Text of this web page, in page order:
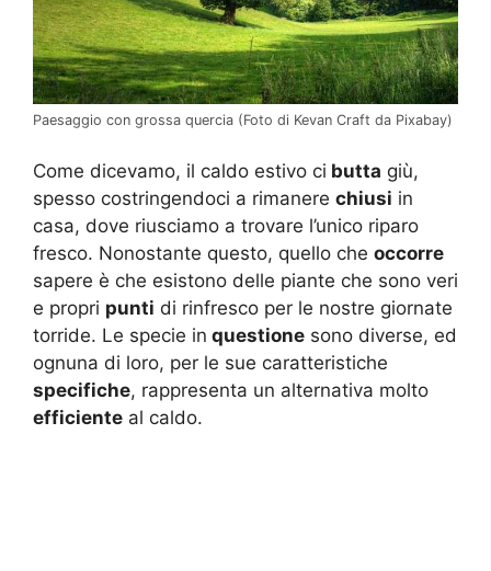
Paesaggio con grossa quercia (Foto di Kevan Craft da Pixabay)
Come dicevamo, il caldo estivo ci butta giù,
spesso costringendoci a rimanere chiusi in
casa, dove riusciamo a trovare l’unico riparo
fresco. Nonostante questo, quello che occorre
sapere è che esistono delle piante che sono veri
e propri punti di rinfresco per le nostre giornate
torride. Le specie in questione sono diverse, ed
ognuna di loro, per le sue caratteristiche
specifiche, rappresenta un alternativa molto
efficiente al caldo.